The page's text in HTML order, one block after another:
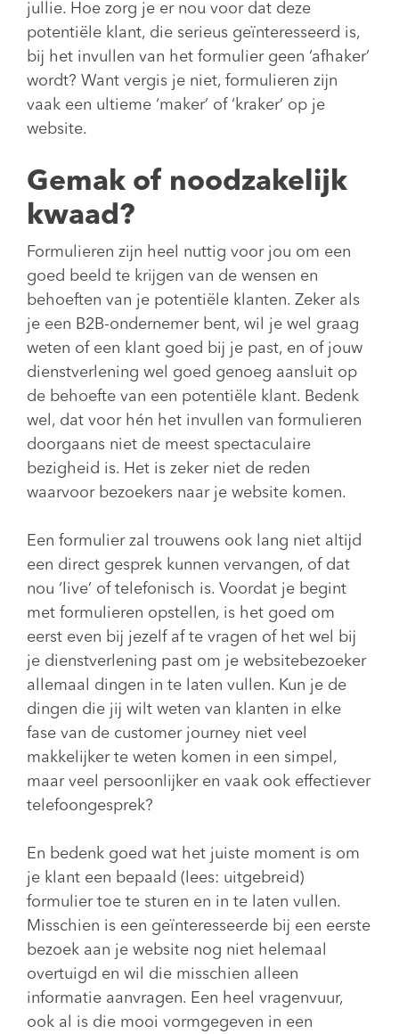
jullie. Hoe zorg je er nou voor dat deze
potentiële klant, die serieus geïnteresseerd is,
bij het invullen van het formulier geen ‘afhaker’
wordt? Want vergis je niet, formulieren zijn
vaak een ultieme ‘maker’ of ‘kraker’ op je
website.
Gemak of noodzakelijk
kwaad?
Formulieren zijn heel nuttig voor jou om een
goed beeld te krijgen van de wensen en
behoeften van je potentiële klanten. Zeker als
je een B2B-ondernemer bent, wil je wel graag
weten of een klant goed bij je past, en of jouw
dienstverlening wel goed genoeg aansluit op
de behoefte van een potentiële klant. Bedenk
wel, dat voor hén het invullen van formulieren
doorgaans niet de meest spectaculaire
bezigheid is. Het is zeker niet de reden
waarvoor bezoekers naar je website komen.
Een formulier zal trouwens ook lang niet altijd
een direct gesprek kunnen vervangen, of dat
nou ‘live’ of telefonisch is. Voordat je begint
met formulieren opstellen, is het goed om
eerst even bij jezelf af te vragen of het wel bij
je dienstverlening past om je websitebezoeker
allemaal dingen in te laten vullen. Kun je de
dingen die jij wilt weten van klanten in elke
fase van de customer journey niet veel
makkelijker te weten komen in een simpel,
maar veel persoonlijker en vaak ook effectiever
telefoongesprek?
En bedenk goed wat het juiste moment is om
je klant een bepaald (lees: uitgebreid)
formulier toe te sturen en in te laten vullen.
Misschien is een geïnteresseerde bij een eerste
bezoek aan je website nog niet helemaal
overtuigd en wil die misschien alleen
informatie aanvragen. Een heel vragenvuur,
ook al is die mooi vormgegeven in een